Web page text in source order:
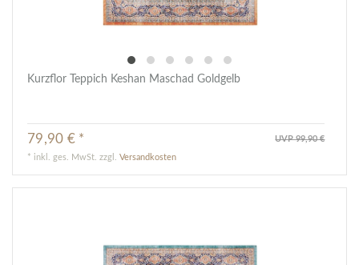
Kurzflor Teppich Keshan Maschad Goldgelb
UVP 99,90 €
79,90 € *
* inkl. ges. MwSt. zzgl.Versandkosten